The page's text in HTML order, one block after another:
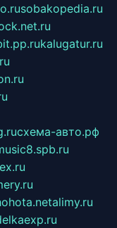
sobakopedia.ru
kalugatur.ru
схема-авто.рф
alimy.ru